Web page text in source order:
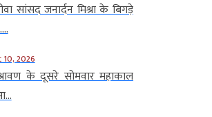
सांसद जनार्दन मिश्रा के बिगड़े
10, 2026
के दूसरे सोमवार महाकाल